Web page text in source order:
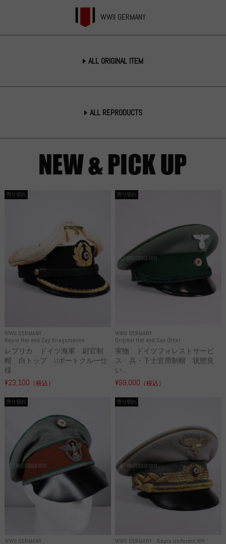
WWII GERMANY
ALL ORIGINAL ITEM
ALL REPRODUCTS
WWII GERMANY
Repro Hat and Cap Kriegsmarine
売り切れ
レプリカ ドイツ海軍 尉官制
帽 白トップ Uボートクルー仕
様
¥23,100 （税込）
WWII GERMANY
Original Hat and Cap Other
売り切れ
実物 ドイツフォレストサービ
ス 兵・下士官用制帽 状態良
い...
¥99,000 （税込）
WWII GERMANY
売り切れ
WWII GERMANY Repro Uniforms WH
売り切れ